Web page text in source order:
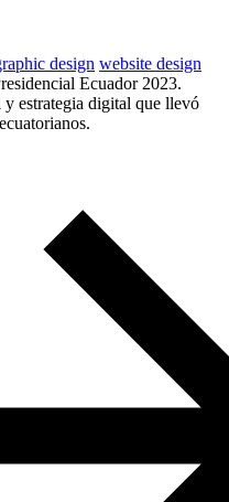
design website design
Ecuador 2023.
estrategia digital que llevó